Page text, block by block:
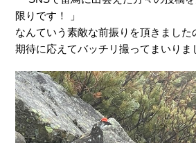
限りです！ 」
なんていう素敵な前振りを頂きました
期待に応えてバッチリ撮ってまいりま